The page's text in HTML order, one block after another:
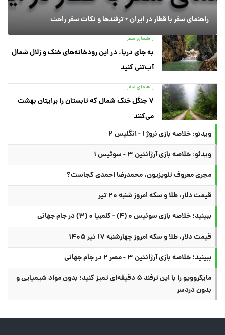
راهنمای سفر با قطار در ایران + ترفندها و نکات سفر راحت
راهنمای سفر
به جای دریا، در این رودخانه‌های خنک و زلال شمال
آب‌تنی کنید
راهنمای سفر
۷ جنگل خنک شمال که تابستان را برایتان بهشت
می‌کنند
ویدئو: خلاصه بازی نروژ ۱ - انگلیس ۲
ویدئو: خلاصه بازی آرژانتین ۳ - سوئیس ۱
مجری معروف تلویزیون، محمدرضا احمدی کجاست؟
قیمت دلار، طلا و سکه امروز شنبه ۲۰ تیر
ببینید؛ خلاصه بازی سوئیس ۰ (۴) - کلمبیا ۰ (۳) در جام جهانی
قیمت دلار، طلا و سکه امروز چهارشنبه ۱۷ تیر ۱۴۰۵
ببینید؛ خلاصه بازی آرژانتین ۳ - مصر ۲ در جام جهانی
مایکروویو را با این ترفند ۵ دقیقه‌ای تمیز کنید؛ بدون مواد شیمیایی و
بدون دردسر